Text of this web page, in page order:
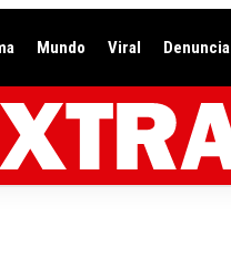
Mundo Viral Denuncia